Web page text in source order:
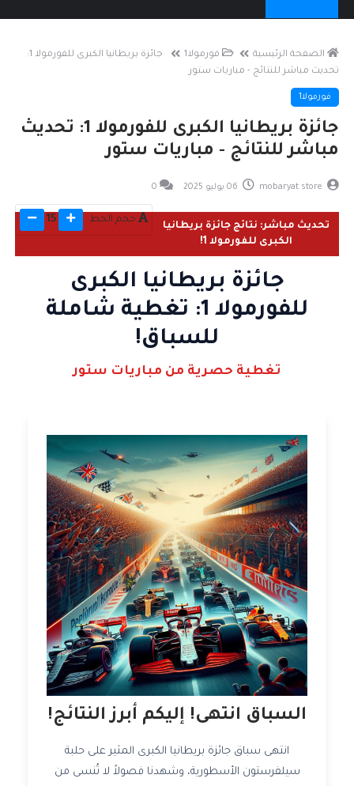
الصفحة الرئيسية فورمولا1
جائزة بريطانيا الكبرى للفورمولا 1:
تحديث مباشر للنتائج - مباريات ستور
فورمولا1
جائزة بريطانيا الكبرى للفورمولا 1: تحديث
مباشر للنتائج - مباريات ستور
mobaryat.store
0
حجم الخط 15
تحديث مباشر: نتائج جائزة بريطانيا
الكبرى للفورمولا 1!
جائزة بريطانيا الكبرى
للفورمولا 1: تغطية شاملة
للسباق!
تغطية حصرية من مباريات ستور
السباق انتهى! إليكم أبرز النتائج!
انتهى سباق جائزة بريطانيا الكبرى المثير على حلبة
سيلفرستون الأسطورية، وشهدنا فصولاً لا تُنسى من